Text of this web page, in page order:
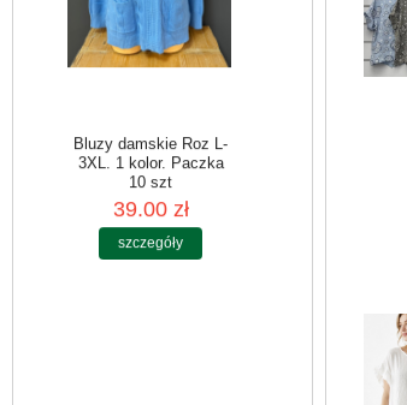
Bluzy damskie Roz L-
3XL. 1 kolor. Paczka
10 szt